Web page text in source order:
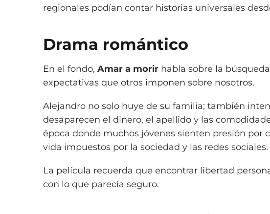
regionales podían contar historias universales
Drama romántico
En el fondo, Amar a morir habla sobre la
expectativas que otros imponen sobre nosotros.
Alejandro no solo huye de su familia; también
desaparecen el dinero, el apellido y las
época donde muchos jóvenes sienten presión por
vida impuestos por la sociedad y las redes sociales.
La película recuerda que encontrar libertad
con lo que parecía seguro.